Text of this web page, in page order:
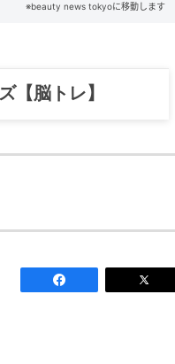
※beauty news tokyoに移動します